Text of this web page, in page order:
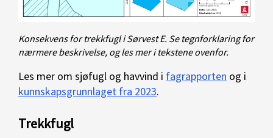
Konsekvens for trekkfugl i Sørvest E. Se tegnforklaring for
nærmere beskrivelse, og les mer i tekstene ovenfor.
Les mer om sjøfugl og havvind i fagrapporten og i
kunnskapsgrunnlaget fra 2023.
Trekkfugl